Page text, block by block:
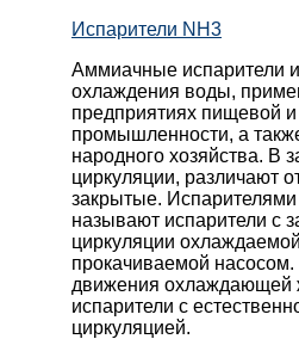
Испарители NH3
Аммиачные испарители
охлаждения воды,
предприятиях пищевой
промышленности, а
народного хозяйства. В
циркуляции, различают
закрытые. Испарителями
называют испарители с
циркуляции
прокачиваемой насосом.
движения охлаждающей
испарители с
циркуляцией.